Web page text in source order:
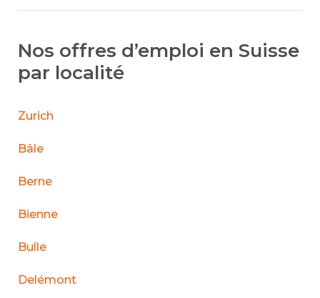
Nos offres d’emploi en Suisse
par localité
Zurich
Bâle
Berne
Bienne
Bulle
Delémont